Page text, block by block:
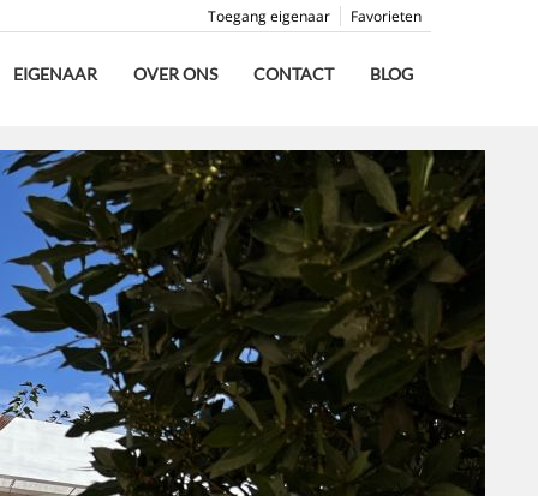
Favorieten
Toegang eigenaar
EIGENAAR OVER ONS CONTACT BLOG